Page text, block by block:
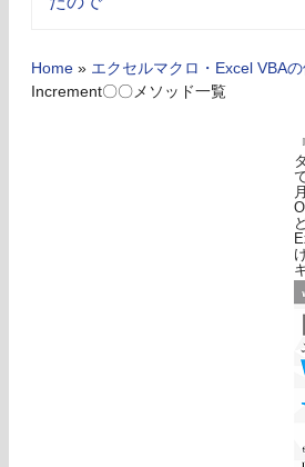
Home » エクセルマクロ・Excel VBA
Increment〇〇メソッド一覧